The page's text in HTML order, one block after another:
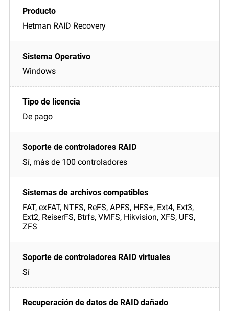
Hetman RAID Recovery
Windows
De pago
Sí, más de 100 controladores
FAT, exFAT, NTFS, ReFS, APFS, HFS+, Ext4, Ext3,
Ext2, ReiserFS, Btrfs, VMFS, Hikvision, XFS, UFS,
ZFS
Sí